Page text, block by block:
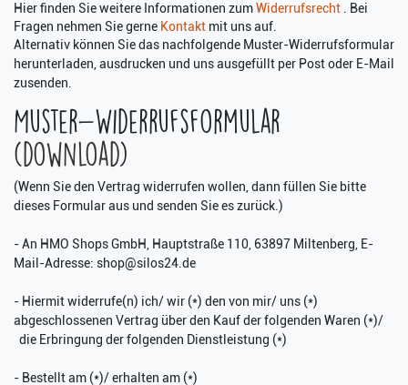
Hier finden Sie weitere Informationen zumWiderrufsrecht . Bei
Fragen nehmen Sie gerne Kontakt mit uns auf.
Alternativ können Sie das nachfolgende Muster-Widerrufsformular
herunterladen, ausdrucken und uns ausgefüllt per Post oder E-Mail
zusenden.
Muster-Widerrufsformular
( download)
(Wenn Sie den Vertrag widerrufen wollen, dann füllen Sie bitte
dieses Formular aus und senden Sie es zurück.)
- An HMO Shops GmbH, Hauptstraße 110, 63897 Miltenberg, E-
Mail-Adresse: shop@silos24.de
- Hiermit widerrufe(n) ich/ wir (*) den von mir/ uns (*)
abgeschlossenen Vertrag über den Kauf der folgenden Waren (*)/
die Erbringung der folgenden Dienstleistung (*)
- Bestellt am (*)/ erhalten am (*)